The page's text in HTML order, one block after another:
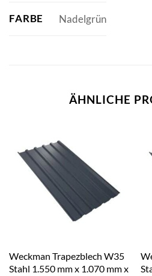
FARBE Nadelgrün
ÄHNLICHE
Weckman Trapezblech W35
Stahl 1.550 mm x 1.070 mm x